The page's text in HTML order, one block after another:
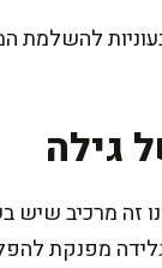
גילה
זה מרכיב
מפנקת